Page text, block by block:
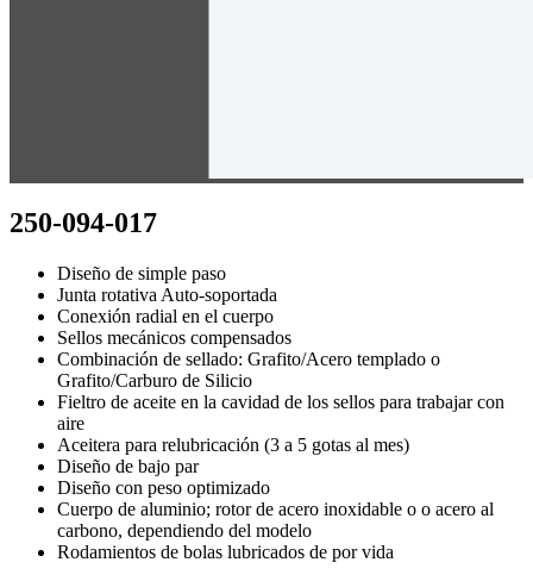
250-094-017
Diseño de simple paso
Junta rotativa Auto-soportada
Conexión radial en el cuerpo
Sellos mecánicos compensados
Combinación de sellado: Grafito/Acero templado o
Grafito/Carburo de Silicio
Fieltro de aceite en la cavidad de los sellos para trabajar con
aire
Aceitera para relubricación (3 a 5 gotas al mes)
Diseño de bajo par
Diseño con peso optimizado
Cuerpo de aluminio; rotor de acero inoxidable o o acero al
carbono, dependiendo del modelo
Rodamientos de bolas lubricados de por vida